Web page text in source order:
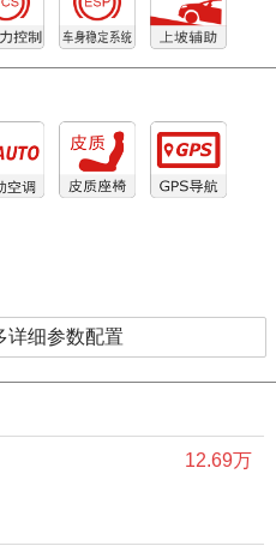
详细参数配置
12.69万